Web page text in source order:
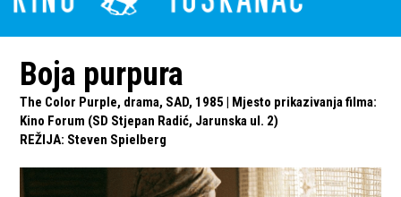
Boja purpura
The Color Purple, drama, SAD, 1985 | Mjesto prikazivanja filma:
Kino Forum (SD Stjepan Radić, Jarunska ul. 2)
REŽIJA: Steven Spielberg